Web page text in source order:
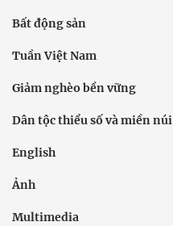
Bất động sản
Tuần Việt Nam
Giảm nghèo bền vững
Dân tộc thiểu số và miền núi
English
Ảnh
Multimedia